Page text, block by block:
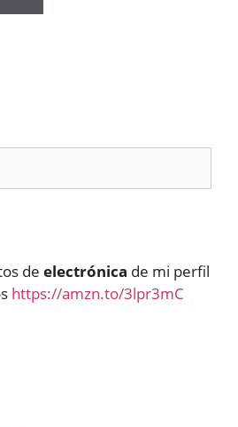
de electrónica de mi perfil
https://amzn.to/3lpr3mC